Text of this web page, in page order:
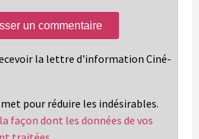
la lettre d'information Ciné-
pour réduire les indésirables.
façon dont les données de vos